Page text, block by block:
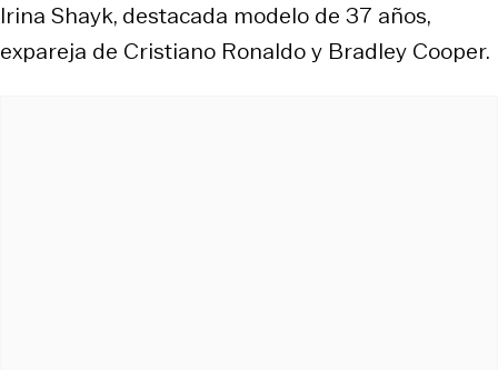
Irina Shayk, destacada modelo de 37 años,
expareja de Cristiano Ronaldo y Bradley Cooper.